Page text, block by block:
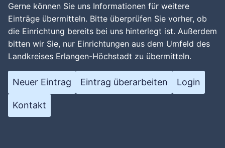
Gerne können Sie uns Informationen für weitere
Einträge übermitteln. Bitte überprüfen Sie vorher, ob
die Einrichtung bereits bei uns hinterlegt ist. Außerdem
bitten wir Sie, nur Einrichtungen aus dem Umfeld des
Landkreises Erlangen-Höchstadt zu übermitteln.
Neuer Eintrag Eintrag überarbeiten Login
Kontakt